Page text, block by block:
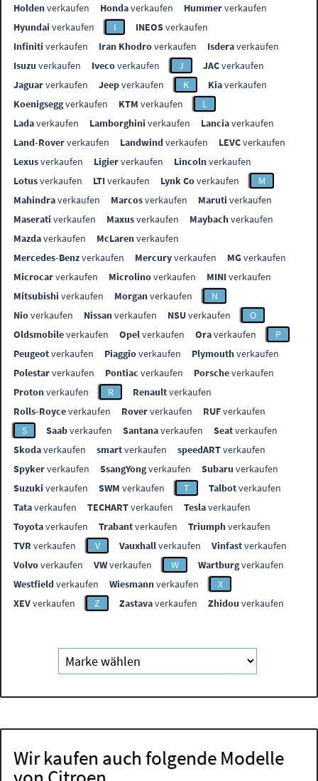
Holdenverkaufen Hondaverkaufen Hummerverkaufen
Hyundai verkaufen I INEOSverkaufen
Infiniti verkaufen Iran Khodroverkaufen Isderaverkaufen
Isuzu verkaufen Ivecoverkaufen J JACverkaufen
Jaguarverkaufen Jeepverkaufen K Kiaverkaufen
Koenigseggverkaufen KTM verkaufen
L
Ladaverkaufen Lamborghini verkaufen Lanciaverkaufen
Land-Roververkaufen Landwindverkaufen LEVCverkaufen
Lexusverkaufen Ligierverkaufen Lincolnverkaufen
Lotusverkaufen LTIverkaufen Lynk Coverkaufen
M
Mahindraverkaufen Marcosverkaufen Maruti verkaufen
Maserati verkaufen Maxusverkaufen Maybachverkaufen
Mazdaverkaufen McLarenverkaufen
Mercedes-Benzverkaufen Mercuryverkaufen MGverkaufen
Microcarverkaufen Microlinoverkaufen MINIverkaufen
Mitsubishi verkaufen Morganverkaufen
N
Nioverkaufen Nissanverkaufen NSUverkaufen
O
Oldsmobileverkaufen Opelverkaufen Oraverkaufen
P
Peugeotverkaufen Piaggioverkaufen Plymouthverkaufen
Polestarverkaufen Pontiac verkaufen Porscheverkaufen
Protonverkaufen R Renaultverkaufen
Rolls-Royceverkaufen Roververkaufen RUFverkaufen
S
Saabverkaufen Santanaverkaufen Seatverkaufen
Skodaverkaufen smartverkaufen speedARTverkaufen
Spykerverkaufen SsangYongverkaufen Subaru verkaufen
Suzuki verkaufen SWM verkaufen T Talbotverkaufen
Tataverkaufen TECHARTverkaufen Teslaverkaufen
Toyotaverkaufen Trabantverkaufen Triumphverkaufen
TVR verkaufen V Vauxhallverkaufen Vinfastverkaufen
Volvoverkaufen VWverkaufen W Wartburgverkaufen
Westfieldverkaufen Wiesmannverkaufen
X
XEVverkaufen Z Zastavaverkaufen Zhidou verkaufen
Wir kaufen auch folgende Modelle